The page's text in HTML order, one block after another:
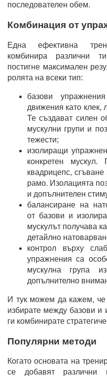
последователен обем.
Комбинация от
Една ефективна
комбинира различни
постигне максимален
ролята на всеки тип:
базови
движения като клек,
Те създават силен
мускулни групи и
тежести;
изолиращи
конкретен
квадрицепс,
рамо. Изолацията
и допълнителен
балансиране на
от базови и
мускулът получава
детайлно
контрол върху
упражнения са
мускулна група
допълнително
И тук можем да кажем,
избирате между базови
ги комбинирате
Популярни методи
Когато основата на
се добавят различни